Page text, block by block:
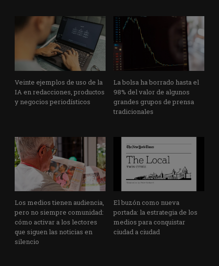
Veinte ejemplos de uso de la
IA en redacciones, productos
y negocios periodísticos
La bolsa ha borrado hasta el
98% del valor de algunos
grandes grupos de prensa
tradicionales
Los medios tienen audiencia,
pero no siempre comunidad:
cómo activar a los lectores
que siguen las noticias en
silencio
El buzón como nueva
portada: la estrategia de los
medios para conquistar
ciudad a ciudad